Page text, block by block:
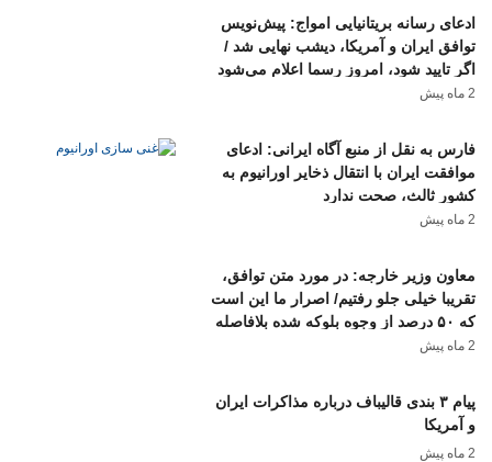
ادعای رسانه بریتانیایی امواج: پیش‌نویس
توافق ایران و آمریکا، دیشب نهایی شد /
اگر تایید شود، امروز رسما اعلام می‌شود
2 ماه پیش
فارس به نقل از منبع آگاه ایرانی: ادعای
موافقت ایران با انتقال ذخایر اورانیوم به
کشور ثالث، صحت ندارد
2 ماه پیش
معاون وزیر خارجه: در مورد متن توافق،
تقریبا خیلی جلو رفتیم/ اصرار ما این است
که ۵۰ درصد از وجوه بلوکه شده بلافاصله
با امضای یادداشت تفاهم، در اختیار ایران
دو ماه/ رفع تحریم‌ها و مباحث مرتبط با
هسته‌ای در مرحله دوم مذاکرات قرار
دارند
2 ماه پیش
پیام ۳ بندی قالیباف درباره مذاکرات ایران
و آمریکا
2 ماه پیش